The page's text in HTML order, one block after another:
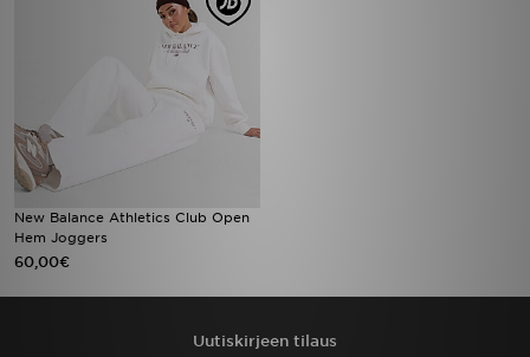
New Balance Athletics Club Open
Hem Joggers
60,00€
Uutiskirjeen tilaus